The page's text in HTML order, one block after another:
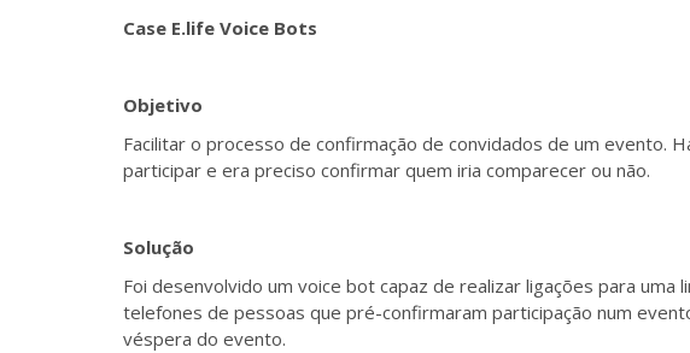
Case E.life Voice Bots
Objetivo
Facilitar o processo de confirmação de convidados de um evento.
participar e era preciso confirmar quem iria comparecer ou não.
Solução
Foi desenvolvido um voice bot capaz de realizar ligações para
telefones de pessoas que pré-confirmaram participação num
véspera do evento.